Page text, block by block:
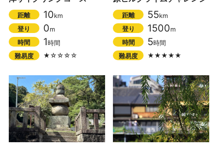
距離 10km
登り
0m
時間
1時間
難易度
★☆☆☆☆
距離 55km
登り
1500m
時間
5時間
難易度
★★★★★